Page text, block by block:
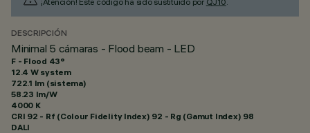
DESCRIPCIÓN
Minimal 5 cámaras - Flood beam - LED
F - Flood 43°
12.4 W system
722.1 lm (sistema)
58.23 lm/W
4000 K
CRI 92 - Rf (Colour Fidelity Index) 92 - Rg (Gamut Index) 98
DALI